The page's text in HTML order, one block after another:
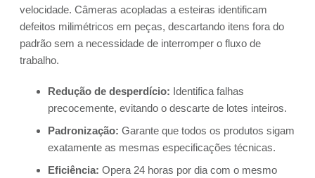
velocidade. Câmeras acopladas a esteiras identificam
defeitos milimétricos em peças, descartando itens fora do
padrão sem a necessidade de interromper o fluxo de
trabalho.
Redução de desperdício: Identifica falhas
precocemente, evitando o descarte de lotes inteiros.
Padronização: Garante que todos os produtos sigam
exatamente as mesmas especificações técnicas.
Eficiência: Opera 24 horas por dia com o mesmo